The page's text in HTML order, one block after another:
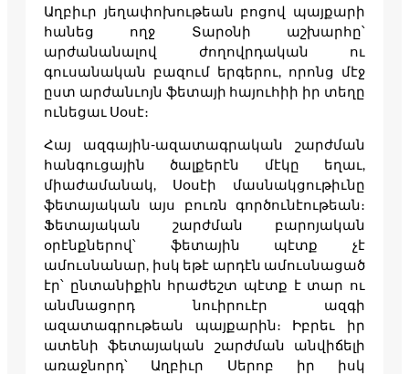
Աղբիւր յեղափոխութեան բոցով պայքարի
հանեց ողջ Տարօնի աշխարհը՝
արժանանալով ժողովրդական ու
գուսանական բազում երգերու, որոնց մէջ
ըստ արժանւոյն ֆետայի հայուհիի իր տեղը
ունեցաւ Սօսէ։
Հայ ազգային-ազատագրական շարժման
հանգուցային ծալքերէն մէկը եղաւ,
միաժամանակ, Սօսէի մասնակցութիւնը
ֆետայական այս բուռն գործունէութեան։
Ֆետայական շարժման բարոյական
օրէնքներով՝ ֆետային պէտք չէ
ամուսնանար, իսկ եթէ արդէն ամուսնացած
էր՝ ընտանիքին հրաժեշտ պէտք է տար ու
անմնացորդ նուիրուէր ազգի
ազատագրութեան պայքարին։ Իբրեւ իր
ատենի ֆետայական շարժման անվիճելի
առաջնորդ՝ Աղբիւր Սերոբ իր իսկ